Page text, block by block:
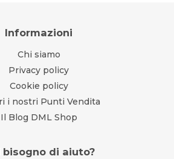
Informazioni
Chi siamo
Privacy policy
Cookie policy
i nostri Punti Vendita
Il Blog DML Shop
bisogno di aiuto?